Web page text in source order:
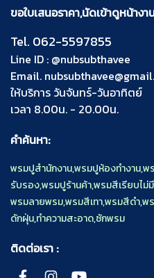
ขอใบเสนอราคา,นัดเข้าดูหน้างา
Tel. 062-5597855
Line ID : @nubsubthavee
Email.
ให้บริการ วันจันทร์-วันอาทิตย์
เวลา 8.00น. - 20.00น.
คำค้นหา:
พรมปูสำนักงาน,พรมปูห้องทำงาน,พ
รับรอง,พรมปูร้านค้า,พรมสีเรียบไม่
พรมลายพรม,พรมสีเทา,พรมสีดำ,พ
ดักฝุ่น,ทำความสะอาด,ซักพรม
ติดต่อเรา :